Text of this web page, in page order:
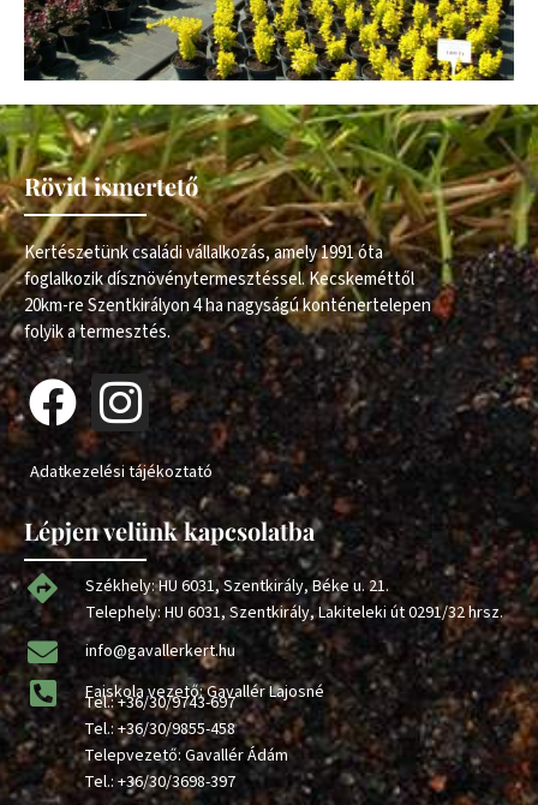
Rövid ismertető
Kertészetünk családi vállalkozás, amely 1991 óta
foglalkozik dísznövénytermesztéssel. Kecskeméttől
20km-re Szentkirályon 4 ha nagyságú konténertelepen
folyik a termesztés.
Adatkezelési tájékoztató
Lépjen velünk kapcsolatba
Székhely: HU 6031, Szentkirály, Béke u. 21.
Telephely: HU 6031, Szentkirály, Lakiteleki út 0291/32 hrsz.
info@gavallerkert.hu
Faiskola vezető: Gavallér Lajosné
Tel.:+36/30/9743-697
Tel.:+36/30/9855-458
Telepvezető: Gavallér Ádám
Tel.:+36/30/3698-397